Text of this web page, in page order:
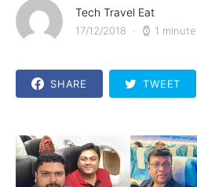
Tech Travel Eat
17/12/2018 1
SHARE TWEET